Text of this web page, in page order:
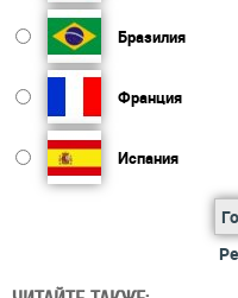
Бразилия
Франция
Испания